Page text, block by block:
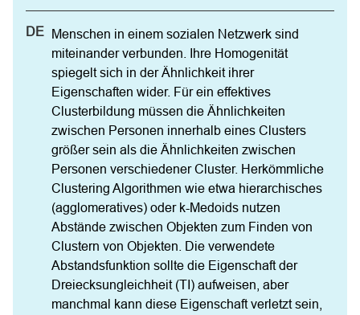
Menschen in einem sozialen Netzwerk sind
miteinander verbunden. Ihre Homogenität
spiegelt sich in der Ähnlichkeit ihrer
Eigenschaften wider. Für ein effektives
Clusterbildung müssen die Ähnlichkeiten
zwischen Personen innerhalb eines Clusters
größer sein als die Ähnlichkeiten zwischen
Personen verschiedener Cluster. Herkömmliche
Clustering Algorithmen wie etwa hierarchisches
(agglomeratives) oder k-Medoids nutzen
Abstände zwischen Objekten zum Finden von
Clustern von Objekten. Die verwendete
Abstandsfunktion sollte die Eigenschaft der
Dreiecksungleichheit (TI) aufweisen, aber
manchmal kann diese Eigenschaft verletzt sein,